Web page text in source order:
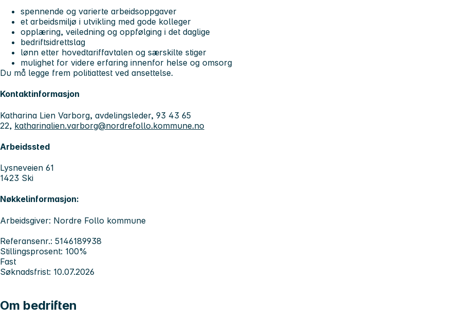
spennende og varierte arbeidsoppgaver
et arbeidsmiljø i utvikling med gode kolleger
opplæring, veiledning og oppfølging i det daglige
bedriftsidrettslag
lønn etter hovedtariffavtalen og særskilte stiger
mulighet for videre erfaring innenfor helse og omsorg
Du må legge frem politiattest ved ansettelse.
Kontaktinformasjon
Katharina Lien Varborg, avdelingsleder, 93 43 65
22, katharinalien.varborg@nordrefollo.kommune.no
Arbeidssted
Lysneveien 61
1423 Ski
Nøkkelinformasjon:
Arbeidsgiver: Nordre Follo kommune
Referansenr.: 5146189938
Stillingsprosent: 100%
Fast
Søknadsfrist: 10.07.2026
Om bedriften